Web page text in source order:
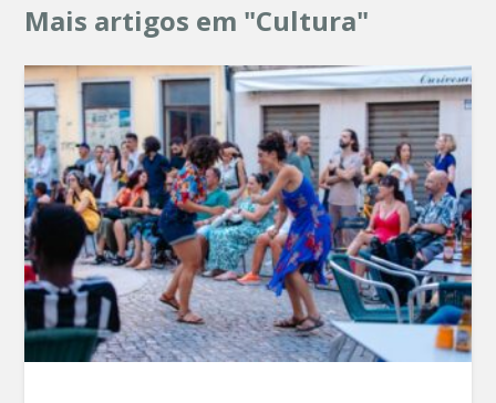
Mais artigos em "Cultura"